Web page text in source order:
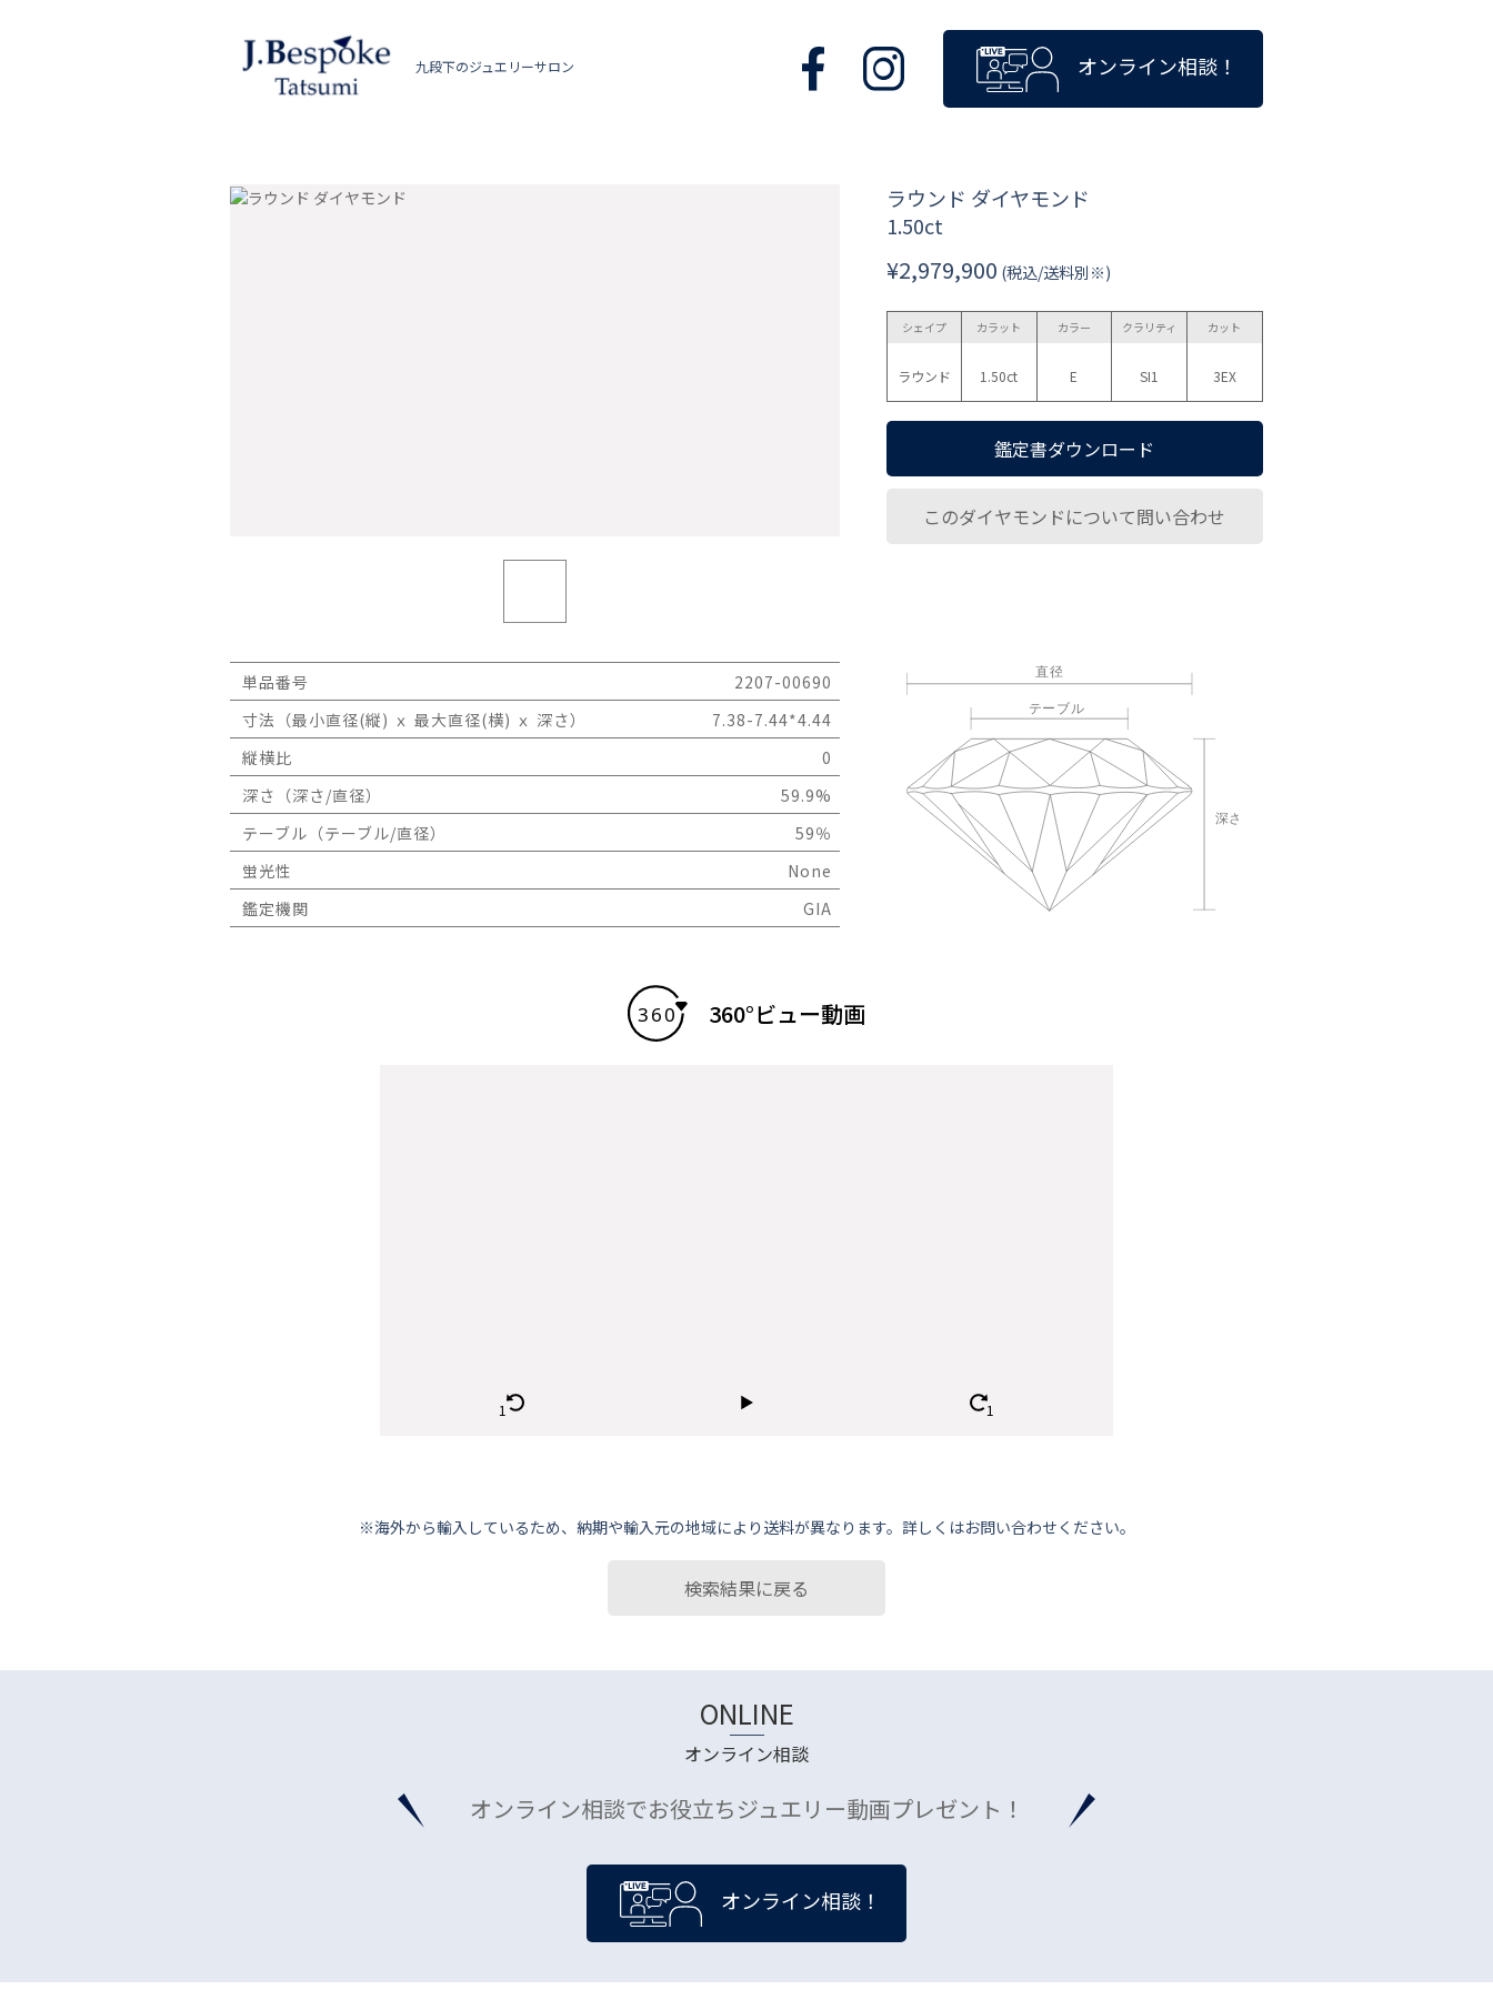
九段下のジュエリーサロン オンライン相談！
ラウンド ダイヤモンド
1.50ct
¥2,979,900 (税込/送料別※)
シェイプ
ラウンド
カラット
1.50ct
カラー
E
クラリティ
SI1
カット
3EX
鑑定書ダウンロード
このダイヤモンドについて問い合わせ
単品番号
2207-00690
寸法（最小直径(縦) ｘ 最大直径(横) ｘ 深さ）
7.38-7.44*4.44
縦横比
0
深さ（深さ/直径）
59.9%
テーブル（テーブル/直径）
59％
蛍光性
None
鑑定機関
GIA
360°ビュー動画
※海外から輸⼊しているため、納期や輸⼊元の地域により送料が異なります。詳しくはお問い合わせください。
検索結果に戻る
ONLINE
オンライン相談
オンライン相談でお役立ちジュエリー動画プレゼント！
オンライン相談！